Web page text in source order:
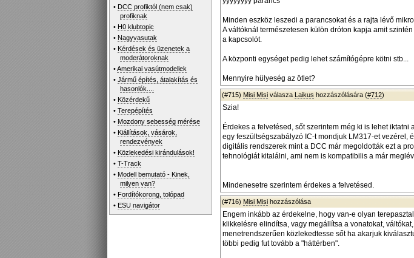
• DCC profiktól (nem csak)
profiknak
• H0 klubtopic
• Nagyvasutak
• Kérdések és üzenetek a
moderátoroknak
•Amerikai vasútmodellek
•Jármű építés, átalakítás és
hasonlók....
• Közérdekű
•Terepépítés
• Mozdony sebesség mérése
• Kiállítások, vásárok,
rendezvények
• Közlekedési kirándulások!
•T-Track
• Modell bemutató - Kinek,
milyen van?
• Fordítókorong, tolópad
• ESU navigátor
Minden eszköz leszedi a parancsokat és a rajta lévő
A váltóknál természetesen külön dróton kapja amit
a kapcsolót.
A központi egységet pedig lehet számítógépre kötni stb...
Mennyire hülyeség az ötlet?
(#715) Misi Misi válasza Laikus hozzászólására (#712)
Szia!
Érdekes a felvetésed, sőt szerintem még ki is lehet
egy feszültségszabályzó IC-t mondjuk LM317-et vezérel,
digitális rendszerek mint a DCC már megoldották ezt a
tehnológiát kitalálni, ami nem is kompatibilis a már
Mindenesetre szerintem érdekes a felvetésed.
(#716) Misi Misi hozzászólása
Engem inkább az érdekelne, hogy van-e olyan
klikkelésre elindítsa, vagy megállítsa a vonatokat,
menetrendszerűen közlekedtesse sőt ha akarjuk
többi pedig fut tovább a "háttérben".